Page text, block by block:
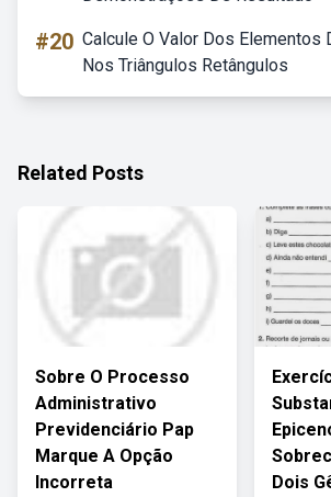
#20 Calcule O Valor Dos Elementos
Nos Triângulos Retângulos
Related Posts
Sobre O Processo
Administrativo
Previdenciário Pap
Marque A Opção
Incorreta
Dois